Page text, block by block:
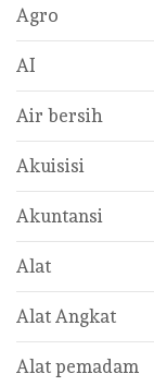
Agro
AI
Air bersih
Akuisisi
Akuntansi
Alat
Alat Angkat
Alat pemadam